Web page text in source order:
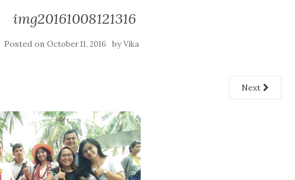
img20161008121316
Posted on October 11, 2016 byVika
Next